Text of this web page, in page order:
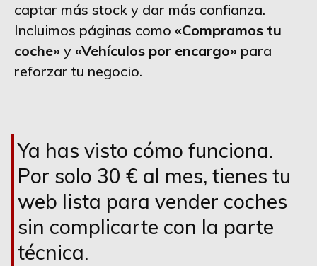
captar más stock y dar más confianza.
Incluimos páginas como «Compramos tu
coche» y «Vehículos por encargo» para
reforzar tu negocio.
Ya has visto cómo funciona.
Por solo 30 € al mes, tienes tu
web lista para vender coches
sin complicarte con la parte
técnica.